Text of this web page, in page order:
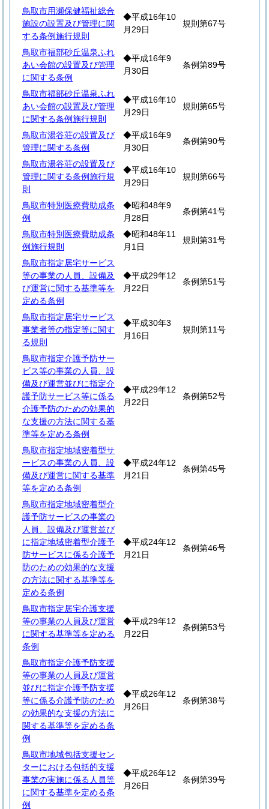
鳥取市用瀬保健福祉総合
施設の設置及び管理に関
する条例施行規則
◆平成16年10
月29日
規則第67号
鳥取市福部砂丘温泉ふれ
あい会館の設置及び管理
に関する条例
◆平成16年9
月30日
条例第89号
鳥取市福部砂丘温泉ふれ
あい会館の設置及び管理
に関する条例施行規則
◆平成16年10
月29日
規則第65号
鳥取市湯谷荘の設置及び
管理に関する条例
◆平成16年9
月30日
条例第90号
鳥取市湯谷荘の設置及び
管理に関する条例施行規
則
◆平成16年10
月29日
規則第66号
鳥取市特別医療費助成条
例
◆昭和48年9
月28日
条例第41号
鳥取市特別医療費助成条
例施行規則
◆昭和48年11
月1日
規則第31号
鳥取市指定居宅サービス
等の事業の人員、設備及
び運営に関する基準等を
定める条例
◆平成29年12
月22日
条例第51号
鳥取市指定居宅サービス
事業者等の指定等に関す
る規則
◆平成30年3
月16日
規則第11号
鳥取市指定介護予防サー
ビス等の事業の人員、設
備及び運営並びに指定介
護予防サービス等に係る
介護予防のための効果的
な支援の方法に関する基
準等を定める条例
◆平成29年12
月22日
条例第52号
鳥取市指定地域密着型サ
ービスの事業の人員、設
備及び運営に関する基準
等を定める条例
◆平成24年12
月21日
条例第45号
鳥取市指定地域密着型介
護予防サービスの事業の
人員、設備及び運営並び
に指定地域密着型介護予
防サービスに係る介護予
防のための効果的な支援
の方法に関する基準等を
定める条例
◆平成24年12
月21日
条例第46号
鳥取市指定居宅介護支援
等の事業の人員及び運営
に関する基準等を定める
条例
◆平成29年12
月22日
条例第53号
鳥取市指定介護予防支援
等の事業の人員及び運営
並びに指定介護予防支援
等に係る介護予防のため
の効果的な支援の方法に
関する基準等を定める条
例
◆平成26年12
月26日
条例第38号
鳥取市地域包括支援セン
ターにおける包括的支援
事業の実施に係る人員等
に関する基準を定める条
例
◆平成26年12
月26日
条例第39号